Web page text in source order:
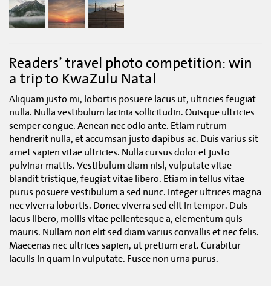
Readers’ travel photo competition: win
a trip to KwaZulu Natal
Aliquam justo mi, lobortis posuere lacus ut, ultricies feugiat
nulla. Nulla vestibulum lacinia sollicitudin. Quisque ultricies
semper congue. Aenean nec odio ante. Etiam rutrum
hendrerit nulla, et accumsan justo dapibus ac. Duis varius sit
amet sapien vitae ultricies. Nulla cursus dolor et justo
pulvinar mattis. Vestibulum diam nisl, vulputate vitae
blandit tristique, feugiat vitae libero. Etiam in tellus vitae
purus posuere vestibulum a sed nunc. Integer ultrices magna
nec viverra lobortis. Donec viverra sed elit in tempor. Duis
lacus libero, mollis vitae pellentesque a, elementum quis
mauris. Nullam non elit sed diam varius convallis et nec felis.
Maecenas nec ultrices sapien, ut pretium erat. Curabitur
iaculis in quam in vulputate. Fusce non urna purus.